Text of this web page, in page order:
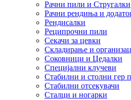
Рачни пили и Стругалки
Рачни рендиња и
Рендисалки
Реципрочни пили
Секачи за цевки
Складирање и
Соковници и Цедалки
Специјални клучеви
Стабилни и столни гер
Стабилни отсекувачи
Сталци и ногарки